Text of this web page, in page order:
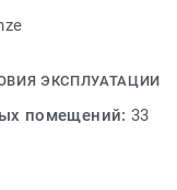
ЭКСПЛУАТАЦИИ
помещений:33